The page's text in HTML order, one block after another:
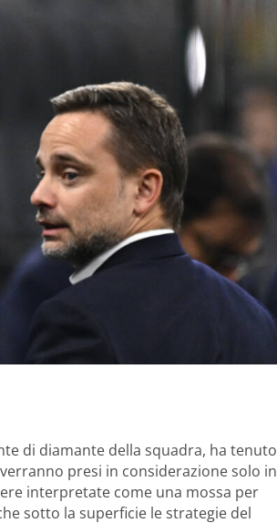
di diamante della squadra, ha tenuto
presi in considerazione solo in
interpretate come una mossa per
sotto la superficie le strategie del